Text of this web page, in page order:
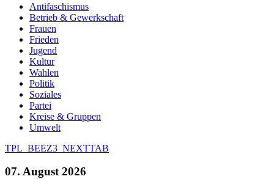
Antifaschismus
Betrieb & Gewerkschaft
Frauen
Frieden
Jugend
Kultur
Wahlen
Politik
Soziales
Partei
Kreise & Gruppen
Umwelt
TPL_BEEZ3_NEXTTAB
07. August 2026